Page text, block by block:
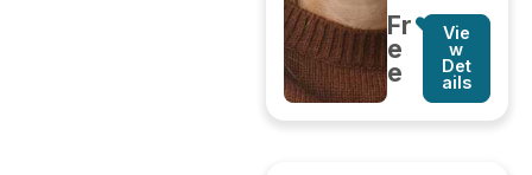
Fr
e
e
Vie
w
Det
ails